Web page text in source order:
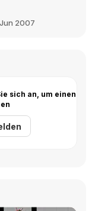
2007
sich an, um einen